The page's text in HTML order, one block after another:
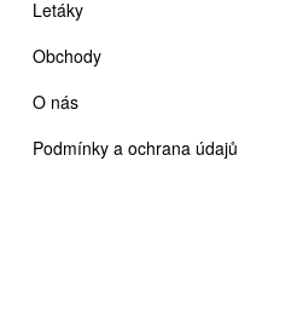
Letáky
Obchody
O nás
Podmínky a ochrana údajů